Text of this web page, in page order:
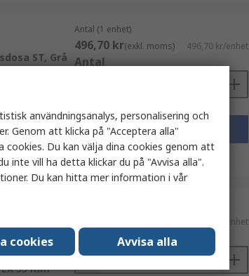
ST, Grå
150mm,
Antal (1 enhet)
496,70 kr(exkl. moms) 496,70 kr/enhet
Antal
Lägg i korgen
Datablad
GJB,
mm,
55 mm
385,55 kr/enhet
Antal
användningsanalys, personalisering och
Genom att klicka på "Acceptera alla"
cookies. Du kan välja dina cookies genom att
inte vill ha detta klickar du på "Avvisa alla".
Du kan hitta mer information i vår
cookies Avvisa alla